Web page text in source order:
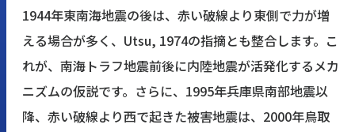
1944年東南海地震の後は、赤い破線より東側で力が増
える場合が多く、Utsu, 1974の指摘とも整合します。こ
れが、南海トラフ地震前後に内陸地震が活発化するメカ
ニズムの仮説です。さらに、1995年兵庫県南部地震以
降、赤い破線より西で起きた被害地震は、2000年鳥取